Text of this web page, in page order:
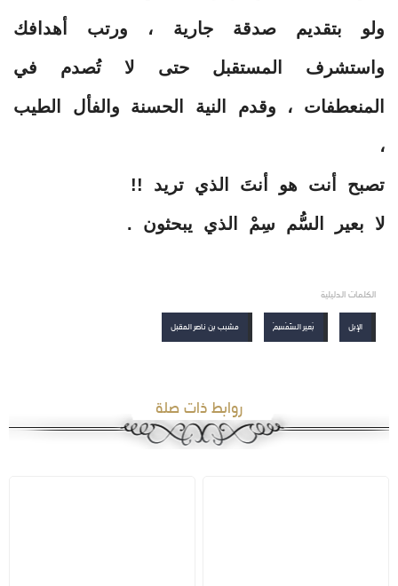
ولو بتقديم صدقة جارية ، ورتب أهدافك
واستشرف المستقبل حتى لا تُصدم في
المنعطفات ، وقدم النية الحسنة والفأل الطيب
،
تصبح أنت هو أنتَ الذي تريد !!
لا بعير السُّم سِمْ الذي يبحثون .
الكلمات الدليلية
الإبل بَعير السّمْسِمْ مشبب بن ناصر المقبل
روابط ذات صلة